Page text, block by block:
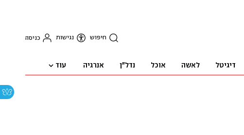
חיפוש נגישות כניסה
דיגיטל לאשה אוכל נדל"ן אנרגיה עוד